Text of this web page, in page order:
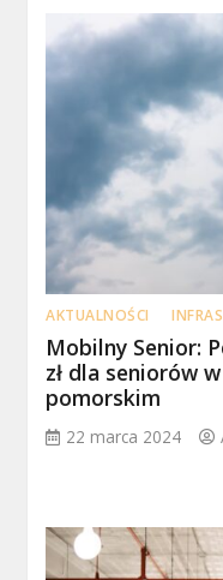
AKTUALNOŚCI
Mobilny Senior:
zł dla seniorów
pomorskim
22 marca 2024